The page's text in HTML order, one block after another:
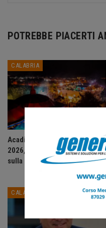
POTREBBE PIACERTI
CALABRIA
Acadie Club presenta: Agosto
2026, un mese di grandi eventi
sulla Riviera dei Cedri.
CALABRIA